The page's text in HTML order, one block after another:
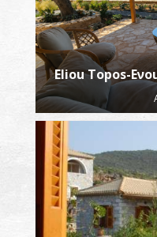
Eliou Topos-